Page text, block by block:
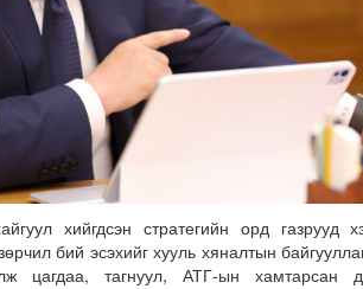
буй асуудлуудыг 7 хоног бүр Засгийн
хийгдсэн стратегийн орд газрууд
бий эсэхийг хууль хяналтын
цагдаа, тагнуул, АТГ-ын хамтарсан